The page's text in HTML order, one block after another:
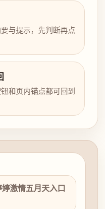
与提示，先判断再点
和页内锚点都可回到
激情五月天入口